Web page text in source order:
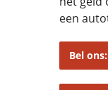
een
Bel